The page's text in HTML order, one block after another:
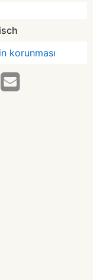
korunması